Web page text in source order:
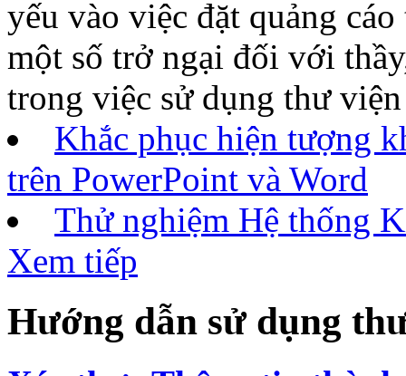
chủ yếu vào việc đặt
gây một số trở ngại đối
tiện trong việc sử dụng thư
Khắc phục hiện tượng
trên PowerPoint và Word
Thử nghiệm Hệ thống
Xem tiếp
Hướng dẫn sử dụng